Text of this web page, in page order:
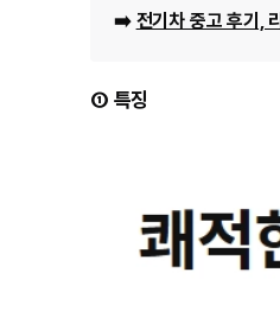
➡️ 전기차 중고 후기,
① 특징